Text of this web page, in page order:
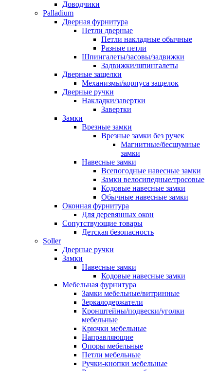
Доводчики
Palladium
Дверная фурнитура
Петли дверные
Петли накладные обычные
Разные петли
Шпингалеты/засовы/задвижки
Задвижки/шпингалеты
Дверные защелки
Механизмы/корпуса защелок
Дверные ручки
Накладки/завертки
Завертки
Замки
Врезные замки
Врезные замки без ручек
Магнитные/бесшумные
замки
Навесные замки
Всепогодные навесные замки
Замки велосипедные/тросовые
Кодовые навесные замки
Обычные навесные замки
Оконная фурнитура
Для деревянных окон
Сопутствующие товары
Детская безопасность
Soller
Дверные ручки
Замки
Навесные замки
Кодовые навесные замки
Мебельная фурнитура
Замки мебельные/витринные
Зеркалодержатели
Кронштейны/подвески/уголки
мебельные
Крючки мебельные
Направляющие
Опоры мебельные
Петли мебельные
Ручки-кнопки мебельные